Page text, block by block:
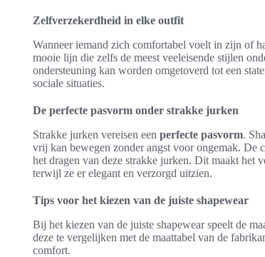
Zelfverzekerdheid in elke outfit
Wanneer iemand zich comfortabel voelt in zijn of
mooie lijn die zelfs de meest veeleisende stijlen
ondersteuning kan worden omgetoverd tot een
sociale situaties.
De perfecte pasvorm onder strakke jurken
Strakke jurken vereisen een perfecte pasvorm.
vrij kan bewegen zonder angst voor ongemak. De
het dragen van deze strakke jurken. Dit maakt het
terwijl ze er elegant en verzorgd uitzien.
Tips voor het kiezen van de juiste shapewear
Bij het kiezen van de juiste shapewear speelt de
deze te vergelijken met de maattabel van de
comfort.